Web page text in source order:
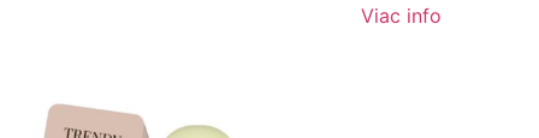
Viac info